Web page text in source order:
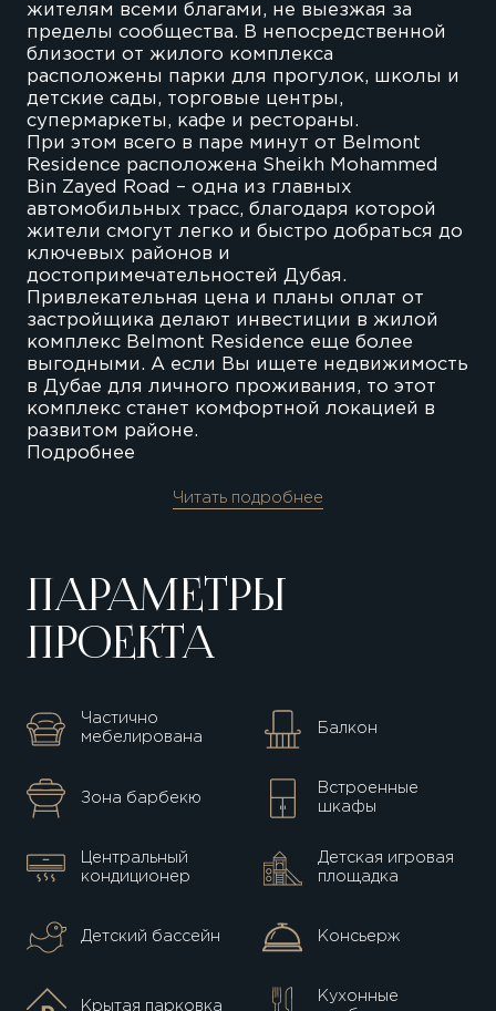
жителям всеми благами, не выезжая за
пределы сообщества. В непосредственной
близости от жилого комплекса
расположены парки для прогулок, школы и
детские сады, торговые центры,
супермаркеты, кафе и рестораны.
При этом всего в паре минут от Belmont
Residence расположена Sheikh Mohammed
Bin Zayed Road – одна из главных
автомобильных трасс, благодаря которой
жители смогут легко и быстро добраться до
ключевых районов и
достопримечательностей Дубая.
Привлекательная цена и планы оплат от
застройщика делают инвестиции в жилой
комплекс Belmont Residence еще более
выгодными. А если Вы ищете недвижимость
в Дубае для личного проживания, то этот
комплекс станет комфортной локацией в
развитом районе.
Подробнее
Читать подробнее
ПАРАМЕТРЫ
ПРОЕКТА
Частично
мебелирована
Балкон
Зона барбекю
Встроенные
шкафы
Центральный
кондиционер
Детская игровая
площадка
Детский бассейн Консьерж
Крытая парковка
Кухонные